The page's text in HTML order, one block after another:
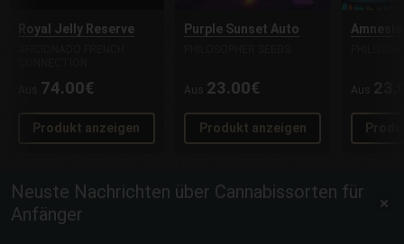
Royal Jelly Reserve
74.00€
Produkt anzeigen
Purple Sunset Auto
Aus 23.00€
Produkt anzeigen
Aus
Neuste Nachrichten über Cannabissorten für
Anfänger